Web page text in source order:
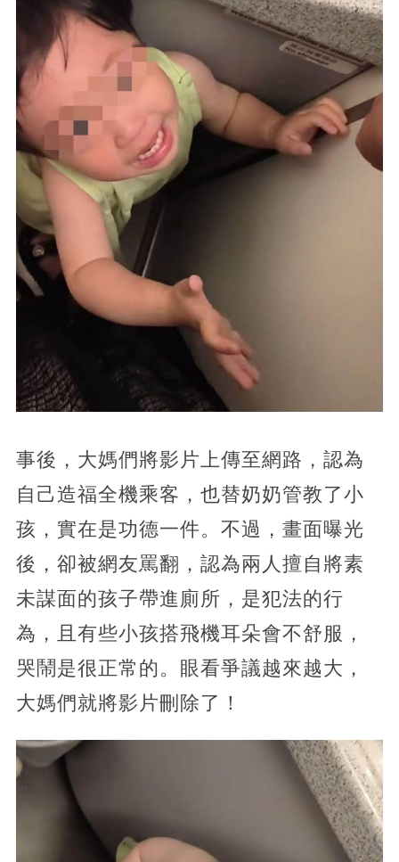
事後，大媽們將影片上傳至網路，認為
自己造福全機乘客，也替奶奶管教了小
孩，實在是功德一件。不過，畫面曝光
後，卻被網友罵翻，認為兩人擅自將素
未謀面的孩子帶進廁所，是犯法的行
為，且有些小孩搭飛機耳朵會不舒服，
哭鬧是很正常的。眼看爭議越來越大，
大媽們就將影片刪除了！